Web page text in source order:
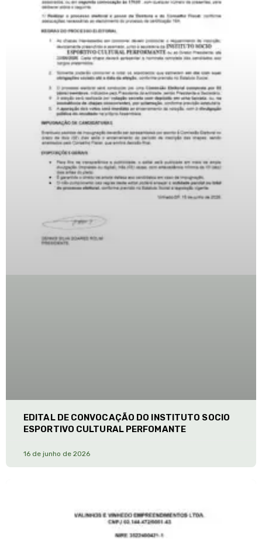
EDITAL DE CONVOCAÇÃO DO INSTITUTO SOCIO
ESPORTIVO CULTURAL PERFOMANTE
16 de junho de 2026